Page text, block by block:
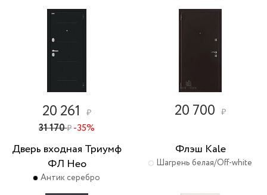
20 261 ₽
31 170₽ -35%
20 700 ₽
Дверь входная Триумф
ФЛ Нео
Антик серебро
Флэш Kale
Шагрень белая/Off-white